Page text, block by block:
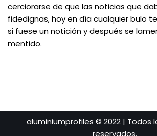
cerciorarse de que las noticias que
fidedignas, hoy en día cualquier bulo
si fuese un notición y después se
mentido.
aluminiumprofiles © 2022 | Todos
reservados.